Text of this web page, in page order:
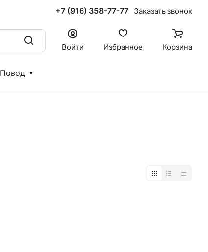
+7 (916) 358-77-77 Заказать звонок
Войти Избранное Корзина
Повод